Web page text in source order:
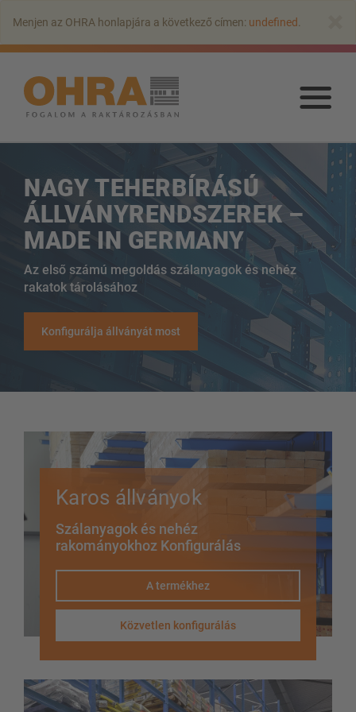
fő
Menjen az OHRA honlapjára a következő címen: undefined
fő
NAGY TEHERBÍRÁSÚ
ÁLLVÁNYRENDSZEREK –
MADE IN GERMANY
Az első számú megoldás szálanyagok és nehéz
rakatok tárolásához
Konfigurálja állványát most
Karos állványok
Szálanyagok és nehéz
rakományokhoz Konfigurálás
A termékhez
Közvetlen konfigurálás
KAROS ÁLLVÁNYOK
Egyoldalas karos állvány
Egyéb karos állványváltozatok
ÁLLVÁNYRENDSZEREK